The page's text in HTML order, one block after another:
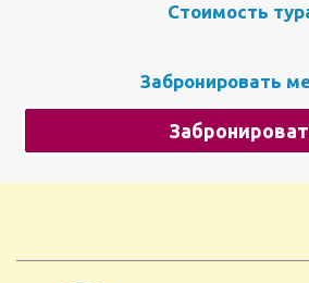
Стоимость
Забронировать